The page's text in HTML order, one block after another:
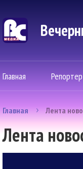
Главная Репортер
Главная Лента
Лента